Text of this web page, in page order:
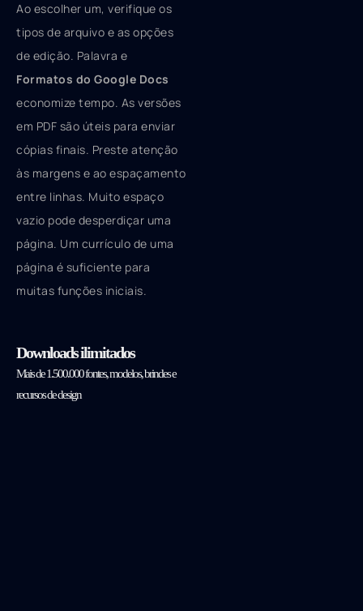
Ao escolher um, verifique os
tipos de arquivo e as opções
de edição. Palavra e
Formatos do Google Docs
economize tempo. As versões
em PDF são úteis para enviar
cópias finais. Preste atenção
às margens e ao espaçamento
entre linhas. Muito espaço
vazio pode desperdiçar uma
página. Um currículo de uma
página é suficiente para
muitas funções iniciais.
Downloads ilimitados
Mais de 1.500.000 fontes, modelos, brindes e
recursos de design